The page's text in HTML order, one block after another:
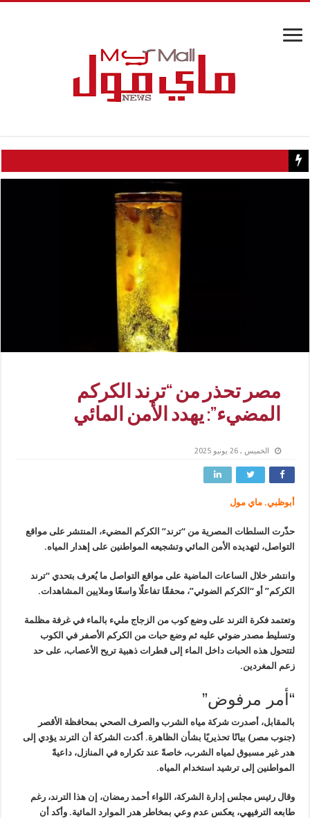
كيف تسبب سائح كويتي في إغلاق منزل عبدالحليم حافظ ومنع
مصر تحذر من “ترند الكركم
المضيء”: يهدد الأمن المائي
الخميس , 26 يونيو 2025
أبوظبي. ماي مول
حذّرت السلطات المصرية من “ترند” الكركم المضيء، المنتشر على مواقع
التواصل، لتهديده الأمن المائي وتشجيعه المواطنين على إهدار المياه.
وانتشر خلال الساعات الماضية على مواقع التواصل ما يُعرف بتحدي “ترند
الكركم” أو “الكركم الضوئي”، محققًا تفاعلًا واسعًا وملايين المشاهدات.
وتعتمد فكرة الترند على وضع كوب من الزجاج مليء بالماء في غرفة مظلمة
وتسليط مصدر ضوئي عليه ثم وضع حبات من الكركم الأصفر في الكوب
لتتحول هذه الحبات داخل الماء إلى قطرات ذهبية تريح الأعصاب، على حد
زعم المغردين.
“أمر مرفوض”
بالمقابل، أصدرت شركة مياه الشرب والصرف الصحي بمحافظة الأقصر
(جنوب مصر) بيانًا تحذيريًا بشأن الظاهرة. أكدت الشركة أن الترند يؤدي إلى
هدر غير مسبوق لمياه الشرب، خاصةً عند تكراره في المنازل، داعيةً
المواطنين إلى ترشيد استخدام المياه.
وقال رئيس مجلس إدارة الشركة، اللواء أحمد رمضان، إن هذا الترند، رغم
طابعه الترفيهي، يعكس عدم وعي بمخاطر هدر الموارد المائية. وأكد أن